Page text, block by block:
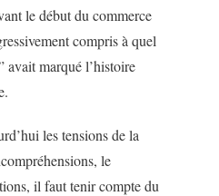
le début du commerce
compris à quel
avait marqué l’histoire
les tensions de la
le
il faut tenir compte du